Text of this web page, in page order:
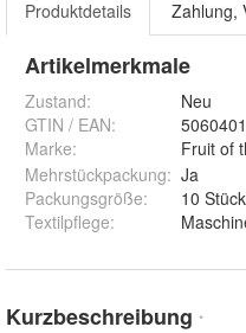
Produktdetails Zahlung,
Artikelmerkmale
Zustand:
Neu
GTIN / EAN:
Marke:
Fruit of
Mehrstückpackung: Ja
Packungsgröße:
10 Stück
Textilpflege:
Kurzbeschreibung *